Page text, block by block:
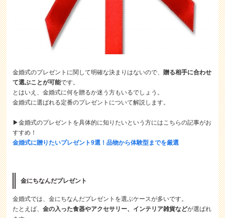
金婚式のプレゼントに関して明確な決まりはないので、贈る相手に合わせ
て選ぶことが可能です。
とはいえ、金婚式に何を贈るか迷う方もいるでしょう。
金婚式に選ばれる定番のプレゼントについて解説します。
▶金婚式のプレゼントを具体的に知りたいという方にはこちらの記事がお
すすめ！
金婚式に贈りたいプレゼント9選！品物から体験型までを厳選
金にちなんだプレゼント
金婚式では、金にちなんだプレゼントを選ぶケースが多いです。
たとえば、金の入った食器やアクセサリー、インテリア雑貨などが選ばれ